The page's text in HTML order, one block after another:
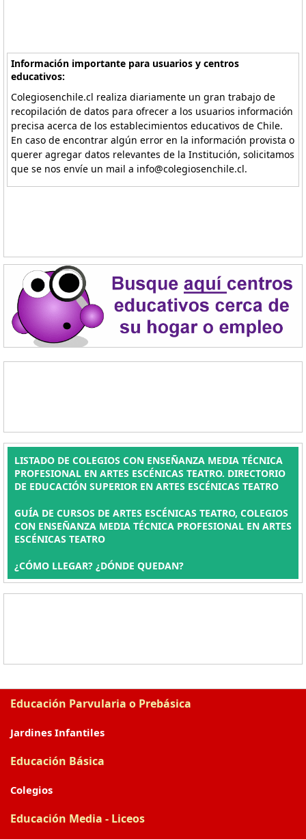
Información importante para usuarios y centros
educativos:
Colegiosenchile.cl realiza diariamente un gran trabajo de
recopilación de datos para ofrecer a los usuarios información
precisa acerca de los establecimientos educativos de Chile.
En caso de encontrar algún error en la información provista o
querer agregar datos relevantes de la Institución, solicitamos
que se nos envíe un mail a info@colegiosenchile.cl.
LISTADO DE COLEGIOS CON ENSEÑANZA MEDIA TÉCNICA
PROFESIONAL EN ARTES ESCÉNICAS TEATRO. DIRECTORIO
DE EDUCACIÓN SUPERIOR EN ARTES ESCÉNICAS TEATRO
GUÍA DE CURSOS DE ARTES ESCÉNICAS TEATRO, COLEGIOS
CON ENSEÑANZA MEDIA TÉCNICA PROFESIONAL EN ARTES
ESCÉNICAS TEATRO
¿CÓMO LLEGAR? ¿DÓNDE QUEDAN?
Educación Parvularia o Prebásica
Jardines Infantiles
Educación Básica
Colegios
Educación Media - Liceos